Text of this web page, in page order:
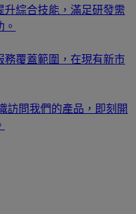
升綜合技能，滿足研發需
務覆蓋範圍，在現有新市
訪問我們的產品，即刻開